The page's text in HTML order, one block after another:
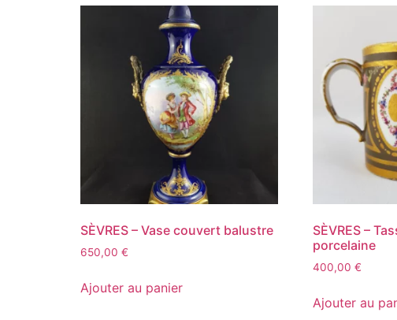
SÈVRES – Vase couvert balustre
650,00 €
Ajouter au panier
SÈVRES –
porcelaine
400,00 €
Ajouter au